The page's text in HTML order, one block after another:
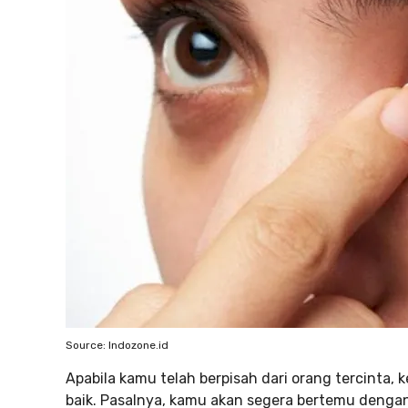
Source: Indozone.id
Apabila kamu telah berpisah dari orang tercinta,
baik. Pasalnya, kamu akan segera bertemu